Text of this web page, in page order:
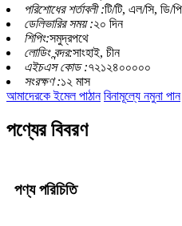
পরিশোধের শর্তাবলী :টি/টি, এল/সি, ডি/
ডেলিভারির সময় :২০ দিন
শিপিং:সমুদ্রপথে
লোডিং বন্দর:সাংহাই, চীন
এইচএস কোড :৭২১২৪০০০০০
সংরক্ষণ :১২ মাস
আমাদেরকে ইমেল পাঠান বিনামূল্যে নমুনা পান
পণ্যের বিবরণ
পণ্য পরিচিতি